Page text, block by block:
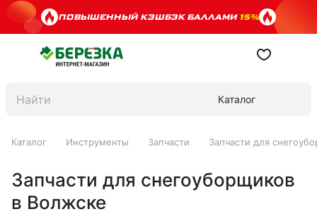
ПОВЫШЕННЫЙ КЭШБЭК БАЛЛАМИ15%
Каталог
Каталог Инструменты Запчасти Запчасти для
Запчасти для снегоуборщиков
в Волжске